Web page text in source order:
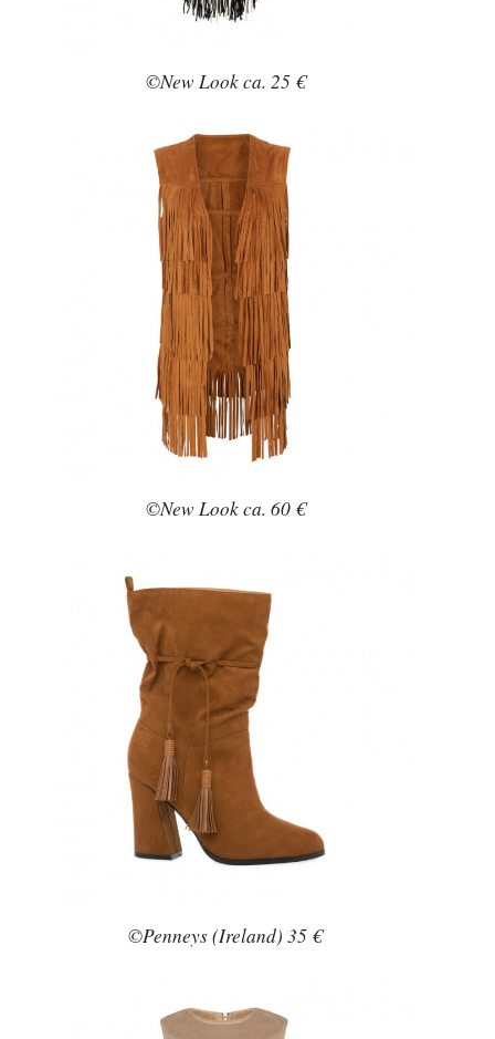
©New Look ca. 25 €
©New Look ca. 60 €
©Penneys (Ireland) 35 €